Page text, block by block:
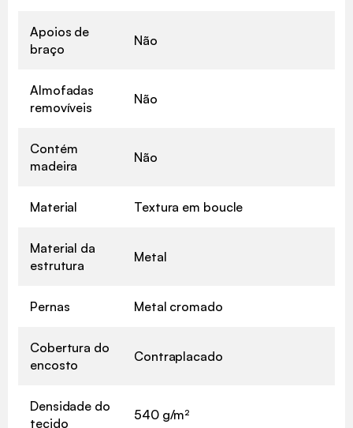
Apoios de
braço
Não
Almofadas
removíveis
Não
Contém
madeira
Não
Material Textura em boucle
Material da
estrutura
Metal
Pernas Metal cromado
Cobertura do
encosto
Contraplacado
Densidade do
tecido
540 g/m²